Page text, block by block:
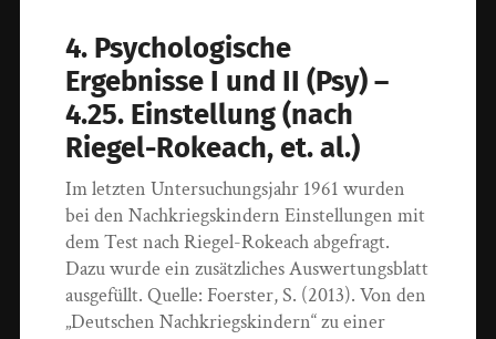
4. Psychologische
Ergebnisse I und II (Psy) –
4.25. Einstellung (nach
Riegel-Rokeach, et. al.)
Im letzten Untersuchungsjahr 1961 wurden
bei den Nachkriegskindern Einstellungen mit
dem Test nach Riegel-Rokeach abgefragt.
Dazu wurde ein zusätzliches Auswertungsblatt
ausgefüllt. Quelle: Foerster, S. (2013). Von den
„Deutschen Nachkriegskindern“ zu einer